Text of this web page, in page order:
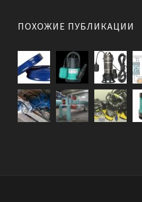
ПОХОЖИЕ ПУБЛИКАЦИИ